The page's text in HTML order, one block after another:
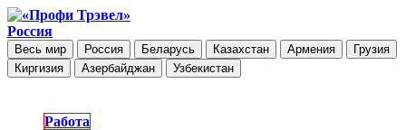
Россия
Весь мир Россия Беларусь Казахстан Армения
Грузия
Киргизия
Азербайджан Узбекистан
Работа